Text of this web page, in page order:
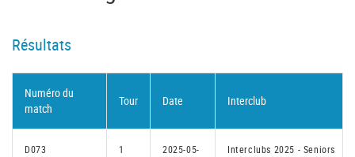
Résultats
Numéro du
match
Tour Date Interclub
D073 1
2025-05-
Interclubs 2025 - Seniors